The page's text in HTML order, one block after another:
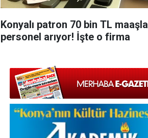
Konyalı patron 70 bin TL maaşla
personel arıyor! İşte o firma